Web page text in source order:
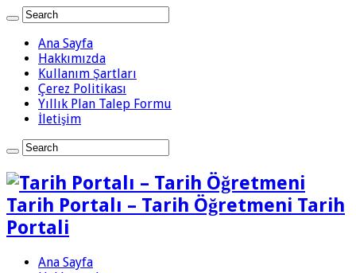
Ana Sayfa
Hakkımızda
Kullanım Şartları
Çerez Politikası
Yıllık Plan Talep Formu
İletişim
Tarih Portalı – Tarih Öğretmeni Tarih
Portali
Ana Sayfa